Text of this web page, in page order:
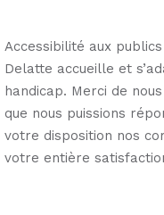
Accessibilité aux
Delatte accueille et
handicap. Merci de
que nous puissions
votre disposition nos
votre entière